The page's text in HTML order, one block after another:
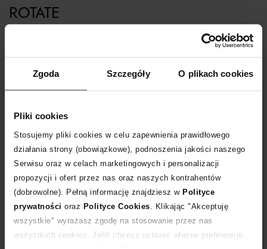
Zgoda Szczegóły O plikach cookies
Pliki cookies
Stosujemy pliki cookies w celu zapewnienia prawidłowego
działania strony (obowiązkowe), podnoszenia jakości naszego
Serwisu oraz w celach marketingowych i personalizacji
propozycji i ofert przez nas oraz naszych kontrahentów
(dobrowolne). Pełną informację znajdziesz w Polityce
prywatności oraz Polityce Cookies . Klikając "Akceptuję
wszystkie" wyrażasz zgodę na stosowanie przez nas
wszystkich cookies. Jeśli chcesz ustawić własne preferencje
ROTATE
Tabela rozmiarów
WYBIERZ ROZMIAR
POWIADOM O DOSTAWIE
Dostawa od 0 zł
14 dni na zwrot towaru
Sprawdź